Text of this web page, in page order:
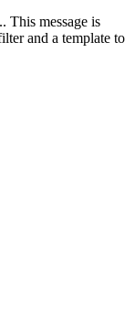
This message is
and a template to